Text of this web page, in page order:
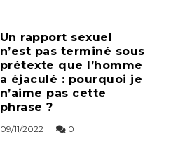
Un rapport sexuel
n’est pas terminé sous
prétexte que l’homme
a éjaculé : pourquoi je
n’aime pas cette
phrase ?
09/11/2022 0